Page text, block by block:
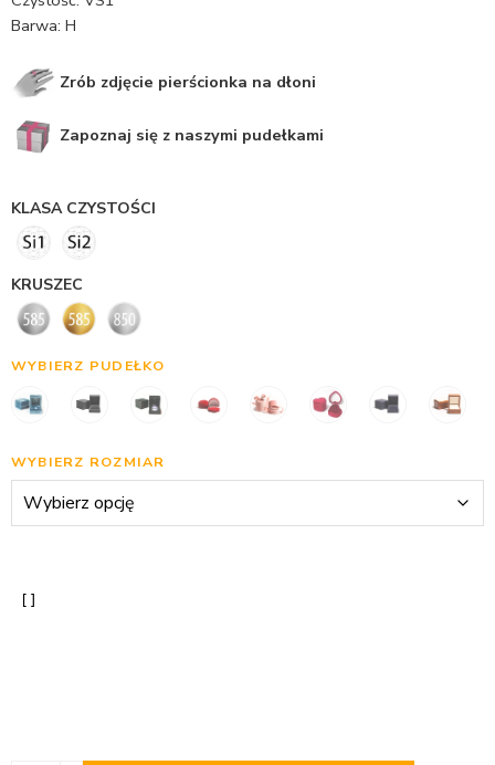
Barwa: H
Zrób zdjęcie pierścionka na dłoni
Zapoznaj się z naszymi pudełkami
KLASA CZYSTOŚCI
KRUSZEC
WYBIERZ PUDEŁKO
WYBIERZ ROZMIAR